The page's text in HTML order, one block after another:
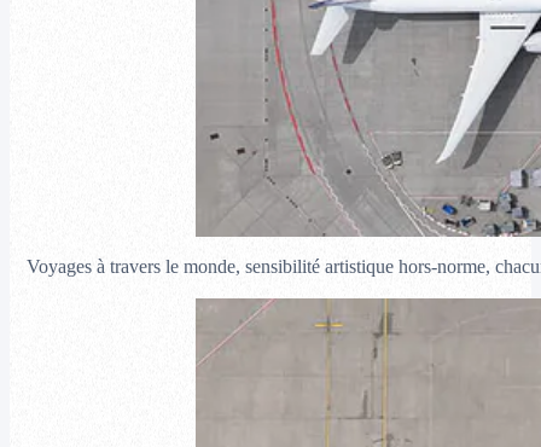
Voyages à travers le monde, sensibilité artistique hors-norme,